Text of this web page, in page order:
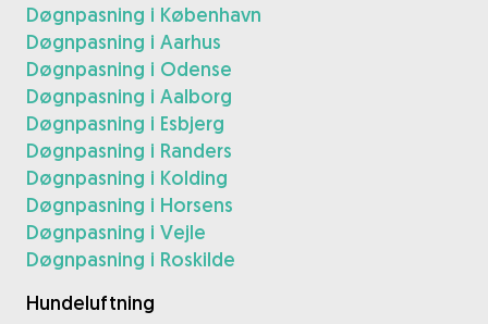
Døgnpasning i København
Døgnpasning i Aarhus
Døgnpasning i Odense
Døgnpasning i Aalborg
Døgnpasning i Esbjerg
Døgnpasning i Randers
Døgnpasning i Kolding
Døgnpasning i Horsens
Døgnpasning i Vejle
Døgnpasning i Roskilde
Hundeluftning